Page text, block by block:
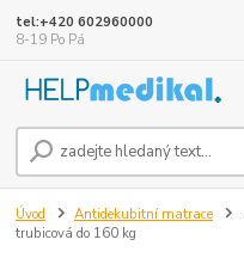
tel:+420 602960000
8-19 Po Pá
Úvod Antidekubitní matrace
trubicová do 160 kg